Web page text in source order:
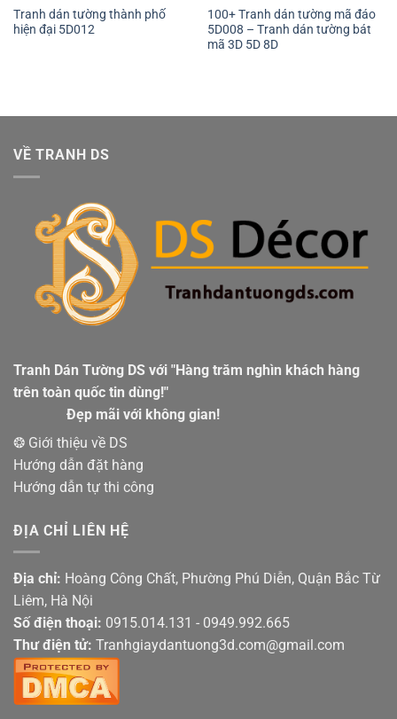
Tranh dán tường thành phố
hiện đại 5D012
100+ Tranh dán tường mã đáo
5D008 – Tranh dán tường bát
mã 3D 5D 8D
VỀ TRANH DS
Tranh Dán Tường DS với "Hàng trăm nghìn khách hàng
trên toàn quốc tin dùng!"
Đẹp mãi với không gian!
❂ Giới thiệu về DS
Hướng dẫn đặt hàng
Hướng dẫn tự thi công
ĐỊA CHỈ LIÊN HỆ
Địa chỉ: Hoàng Công Chất, Phường Phú Diễn, Quận Bắc Từ
Liêm, Hà Nội
Số điện thoại: 0915.014.131 - 0949.992.665
Thư điện tử: Tranhgiaydantuong3d.com@gmail.com